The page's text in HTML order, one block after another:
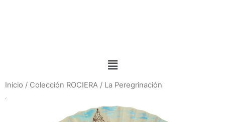
Inicio / Colección ROCIERA / La Peregrinación